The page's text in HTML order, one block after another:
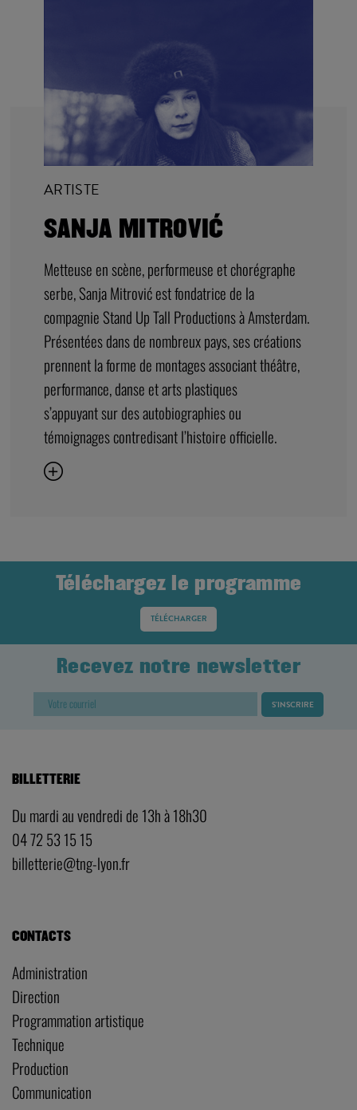
ARTISTE
SANJA MITROVIĆ
Metteuse en scène, performeuse et chorégraphe
serbe, Sanja Mitrović est fondatrice de la
compagnie Stand Up Tall Productions à Amsterdam.
Présentées dans de nombreux pays, ses créations
prennent la forme de montages associant théâtre,
performance, danse et arts plastiques
s’appuyant sur des autobiographies ou
témoignages contredisant l’histoire officielle.
Téléchargez le programme
TÉLÉCHARGER
Recevez notre newsletter
BILLETTERIE
Du mardi au vendredi de 13h à 18h30
04 72 53 15 15
billetterie@tng-lyon.fr
CONTACTS
Administration
Direction
Programmation artistique
Technique
Production
Communication